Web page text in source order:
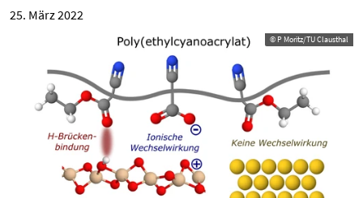
25. März 2022
© P Moritz/TU Clausthal